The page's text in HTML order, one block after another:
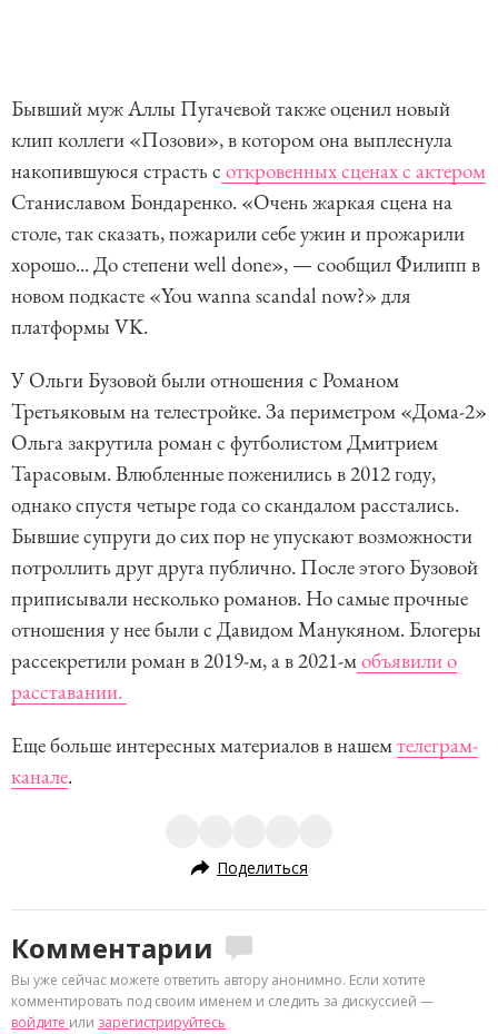
Бывший муж Аллы Пугачевой также оценил новый
клип коллеги «Позови», в котором она выплеснула
накопившуюся страсть с откровенных сценах с актером
Станиславом Бондаренко. «Очень жаркая сцена на
столе, так сказать, пожарили себе ужин и прожарили
хорошо... До степени well done», — сообщил Филипп в
новом подкасте «You wanna scandal now?» для
платформы VK.
У Ольги Бузовой были отношения с Романом
Третьяковым на телестройке. За периметром «Дома-2»
Ольга закрутила роман с футболистом Дмитрием
Тарасовым. Влюбленные поженились в 2012 году,
однако спустя четыре года со скандалом расстались.
Бывшие супруги до сих пор не упускают возможности
потроллить друг друга публично. После этого Бузовой
приписывали несколько романов. Но самые прочные
отношения у нее были с Давидом Манукяном. Блогеры
рассекретили роман в 2019-м, а в 2021-мобъявили о
расставании.
Еще больше интересных материалов в нашемтелеграм-
канале.
Поделиться
Комментарии
Вы уже сейчас можете ответить автору анонимно. Если хотите
комментировать под своим именем и следить за дискуссией —
войдите или зарегистрируйтесь